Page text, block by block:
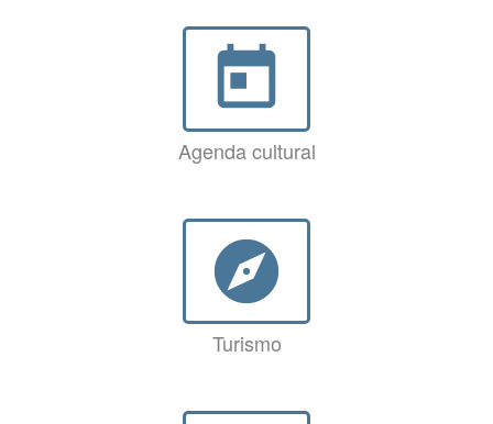
today
Agenda cultural
explore
Turismo